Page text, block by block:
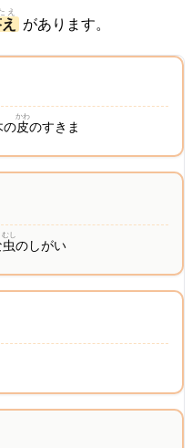
え
があります。
の皮
かわ
のすきま
虫
むし
のしがい